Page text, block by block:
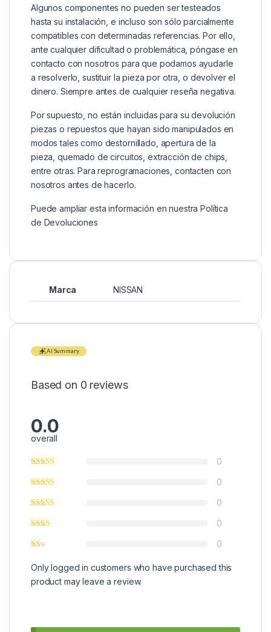
Algunos componentes no pueden ser testeados
hasta su instalación, e incluso son sólo parcialmente
compatibles con determinadas referencias. Por ello,
ante cualquier dificultad o problemática, póngase en
contacto con nosotros para que podamos ayudarle
a resolverlo, sustituir la pieza por otra, o devolver el
dinero. Siempre antes de cualquier reseña negativa.
Por supuesto, no están incluidas para su devolución
piezas o repuestos que hayan sido manipulados en
modos tales como destornillado, apertura de la
pieza, quemado de circuitos, extracción de chips,
entre otras. Para reprogramaciones, contacten con
nosotros antes de hacerlo.
Puede ampliar esta información en nuestraPolítica
de Devoluciones
Marca NISSAN
AI Summary
Based on 0 reviews
0.0
overall
0
0
0
0
0
Only logged in customers who have purchased this
product may leave a review.